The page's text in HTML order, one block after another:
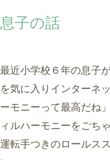
息子の話
最近小学校６年の息子
を気に入りインターネ
ーモニーって最高だね
ィルハーモニーをごち
運転手つきのロールス